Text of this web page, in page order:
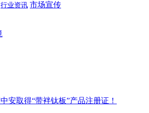
行业资讯 市场宣传